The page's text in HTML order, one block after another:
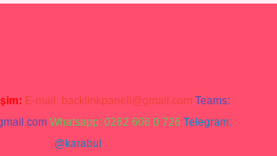
E-mail: backlinkpaneli@gmail.com Teams:
Whatsapp: 0262 606 0 726 Telegram:
@karabul